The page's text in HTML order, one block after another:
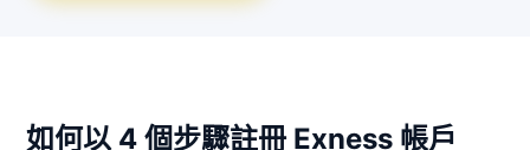
如何以 4 個步驟註冊 Exness 帳戶